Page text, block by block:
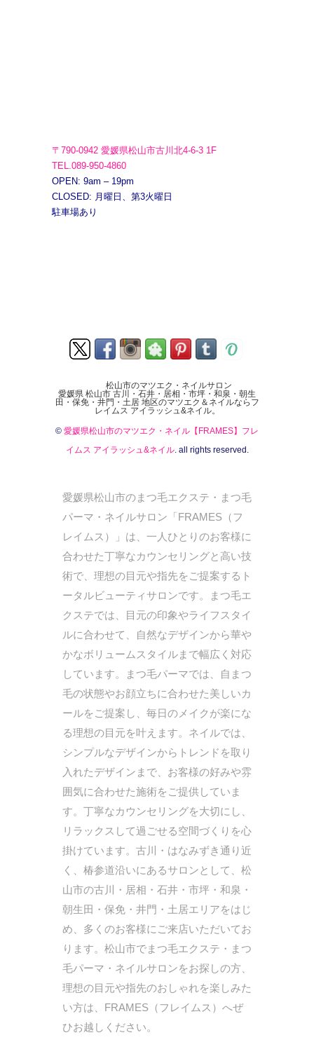
〒790-0942 愛媛県松山市古川北4-6-3 1F
TEL.089-950-4860
OPEN: 9am – 19pm
CLOSED: 月曜日、第3火曜日
駐車場あり
松山市のマツエク・ネイルサロン
愛媛県 松山市 古川・石井・居相・市坪・和泉・朝生
田・保免・井門・土居 地区のマツエク＆ネイルならフ
レイムス アイラッシュ&ネイル。
© 愛媛県松山市のマツエク・ネイル【FRAMES】フレ
イムス アイラッシュ&ネイル. all rights reserved.
愛媛県松山市のまつ毛エクステ・まつ毛
パーマ・ネイルサロン「FRAMES（フ
レイムス）」は、一人ひとりのお客様に
合わせた丁寧なカウンセリングと高い技
術で、理想の目元や指先をご提案するト
ータルビューティサロンです。まつ毛エ
クステでは、目元の印象やライフスタイ
ルに合わせて、自然なデザインから華や
かなボリュームスタイルまで幅広く対応
しています。まつ毛パーマでは、自まつ
毛の状態やお顔立ちに合わせた美しいカ
ールをご提案し、毎日のメイクが楽にな
る理想の目元を叶えます。ネイルでは、
シンプルなデザインからトレンドを取り
入れたデザインまで、お客様の好みや雰
囲気に合わせた施術をご提供していま
す。丁寧なカウンセリングを大切にし、
リラックスして過ごせる空間づくりを心
掛けています。古川・はなみずき通り近
く、椿参道沿いにあるサロンとして、松
山市の古川・居相・石井・市坪・和泉・
朝生田・保免・井門・土居エリアをはじ
め、多くのお客様にご来店いただいてお
ります。松山市でまつ毛エクステ・まつ
毛パーマ・ネイルサロンをお探しの方、
理想の目元や指先のおしゃれを楽しみた
い方は、FRAMES（フレイムス）へぜ
ひお越しください。